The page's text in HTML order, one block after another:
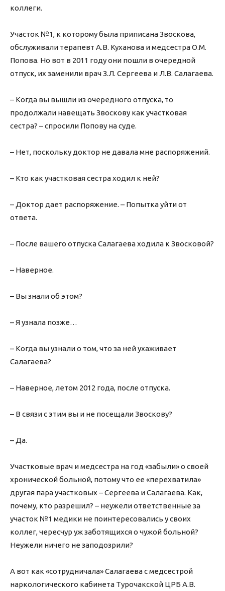
коллеги.
Участок №1, к которому была приписана Звоскова,
обслуживали терапевт А.В. Куханова и медсестра О.М.
Попова. Но вот в 2011 году они пошли в очередной
отпуск, их заменили врач З.Л. Сергеева и Л.В. Салагаева.
– Когда вы вышли из очередного отпуска, то
продолжали навещать Звоскову как участковая
сестра? – спросили Попову на суде.
– Нет, поскольку доктор не давала мне распоряжений.
– Кто как участковая сестра ходил к ней?
– Доктор дает распоряжение. – Попытка уйти от
ответа.
– После вашего отпуска Салагаева ходила к Звосковой?
– Наверное.
– Вы знали об этом?
– Я узнала позже…
– Когда вы узнали о том, что за ней ухаживает
Салагаева?
– Наверное, летом 2012 года, после отпуска.
– В связи с этим вы и не посещали Звоскову?
– Да.
Участковые врач и медсестра на год «забыли» о своей
хронической больной, потому что ее «перехватила»
другая пара участковых – Сергеева и Салагаева. Как,
почему, кто разрешил? – неужели ответственные за
участок №1 медики не поинтересовались у своих
коллег, чересчур уж заботящихся о чужой больной?
Неужели ничего не заподозрили?
А вот как «сотрудничала» Салагаева с медсестрой
наркологического кабинета Турочакской ЦРБ А.В.